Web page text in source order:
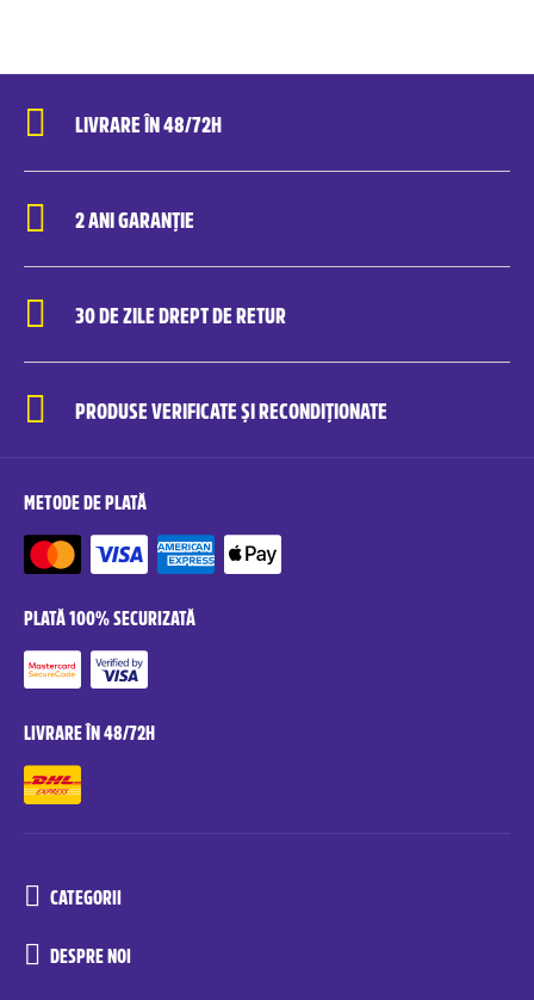
LIVRARE ÎN 48/72H
2 ANI GARANȚIE
30 DE ZILE DREPT DE RETUR
PRODUSE VERIFICATE ȘI RECONDIȚIONATE
METODE DE PLATĂ
PLATĂ 100% SECURIZATĂ
LIVRARE ÎN 48/72H
CATEGORII
DESPRE NOI